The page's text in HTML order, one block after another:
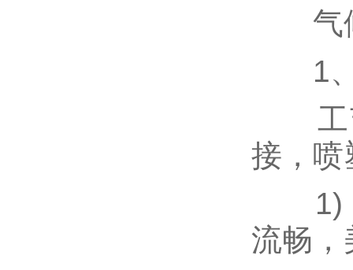
气候
1、
工艺
接，喷
1) 气
流畅，